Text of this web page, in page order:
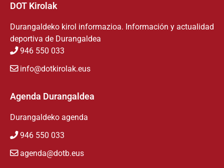
DOT Kirolak
Durangaldeko kirol informazioa. Información y actualidad
deportiva de Durangaldea
946 550 033
info@dotkirolak.eus
Agenda Durangaldea
Durangaldeko agenda
946 550 033
agenda@dotb.eus